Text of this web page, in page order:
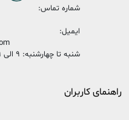
شماره تماس:
ایمیل:
شنبه تا چهارشنبه: 9 الی 19 ، پنجشنبه 9:30 الی 13:30
راهنمای کاربران